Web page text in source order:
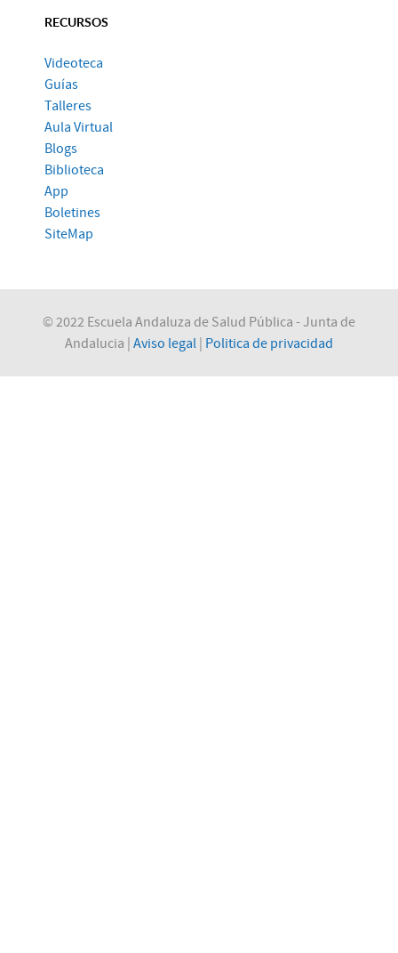
RECURSOS
Videoteca
Guías
Talleres
Aula Virtual
Blogs
Biblioteca
App
Boletines
SiteMap
© 2022 Escuela Andaluza de Salud Pública - Junta de
Andalucia | Aviso legal | Politica de privacidad